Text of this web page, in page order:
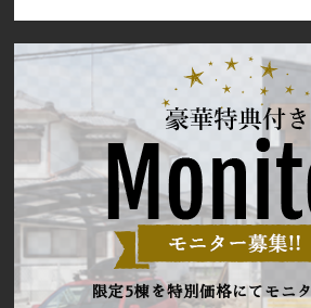
限定5棟を特別価格にてモニタ